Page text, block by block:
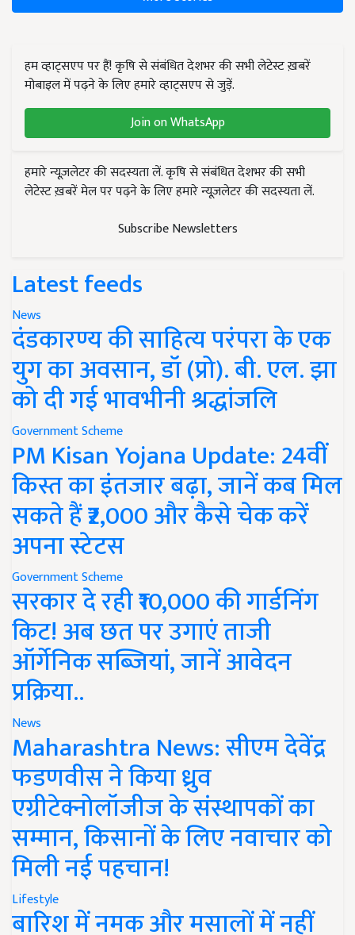
हम व्हाट्सएप पर हैं! कृषि से संबंधित देशभर की सभी लेटेस्ट ख़बरें
मोबाइल में पढ़ने के लिए हमारे व्हाट्सएप से जुड़ें.
Join on WhatsApp
हमारे न्यूज़लेटर की सदस्यता लें. कृषि से संबंधित देशभर की सभी
लेटेस्ट ख़बरें मेल पर पढ़ने के लिए हमारे न्यूज़लेटर की सदस्यता लें.
Subscribe Newsletters
Latest feeds
News
दंडकारण्य की साहित्य परंपरा के एक
युग का अवसान, डॉ (प्रो). बी. एल. झा
को दी गई भावभीनी श्रद्धांजलि
Government Scheme
PM Kisan Yojana Update: 24वीं
किस्त का इंतजार बढ़ा, जानें कब मिल
सकते हैं ₹2,000 और कैसे चेक करें
अपना स्टेटस
Government Scheme
सरकार दे रही ₹10,000 की गार्डनिंग
किट! अब छत पर उगाएं ताजी
ऑर्गेनिक सब्जियां, जानें आवेदन
प्रक्रिया..
News
Maharashtra News: सीएम देवेंद्र
फडणवीस ने किया ध्रुव
एग्रीटेक्नोलॉजीज के संस्थापकों का
सम्मान, किसानों के लिए नवाचार को
मिली नई पहचान!
Lifestyle
बारिश में नमक और मसालों में नहीं